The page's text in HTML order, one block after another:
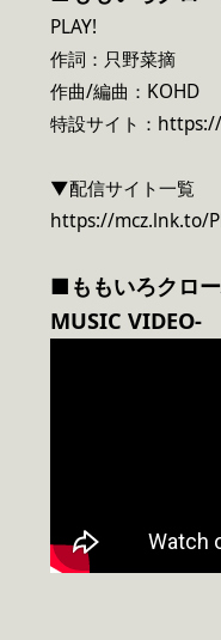
PLAY!
作詞：只野菜摘
作曲/編曲：KOHD
特設サイト：
▼配信サイト一覧
https://mcz.lnk.to/
■ももいろクロ
MUSIC VIDEO-